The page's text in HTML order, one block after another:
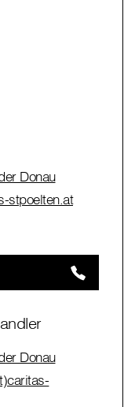
Donau
stpoelten.at
Donau